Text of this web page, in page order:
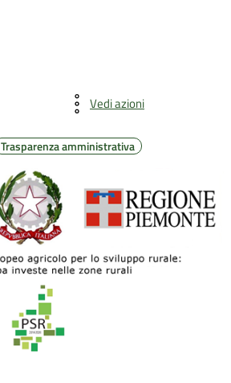
Vedi azioni
Trasparenza amministrativa